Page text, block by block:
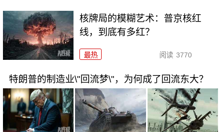
核牌局的模糊艺术：普京核红
线，到底有多红？
最热 阅读 3770
特朗普的制造业\"回流梦\"，为何成了回流东大？